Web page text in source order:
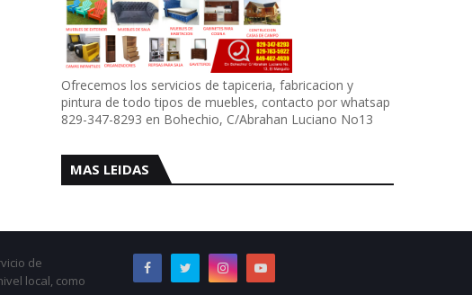
Ofrecemos los servicios de tapiceria, fabricacion y
pintura de todo tipos de muebles, contacto por whatsap
829-347-8293 en Bohechio, C/Abrahan Luciano No13
MAS LEIDAS
de
local, como